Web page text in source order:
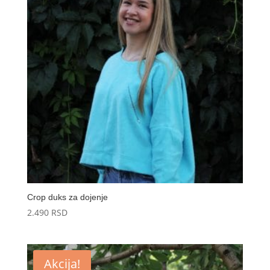
2.000 RSD
Crop duks za dojenje
2.490 RSD
Akcija!